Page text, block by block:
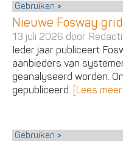
Gebruiken
Nieuwe Fosway
13 juli 2026 door
Ieder jaar publiceert
aanbieders van
geanalyseerd worden.
gepubliceerd. [Lees
Gebruiken